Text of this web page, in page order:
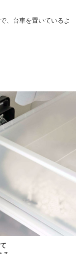
、台車を置いているよ